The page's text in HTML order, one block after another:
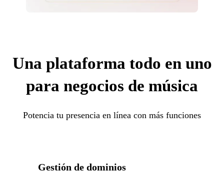
Una plataforma todo en uno
para negocios de música
Potencia tu presencia en línea con más funciones
Gestión de dominios